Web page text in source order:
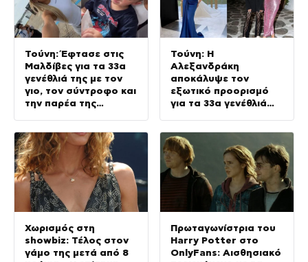
Τούνη: Έφτασε στις
Μαλδίβες για τα 33α
γενέθλιά της με τον
γιο, τον σύντροφο και
την παρέα της
Τούνη: Η
Αλεξανδράκη
αποκάλυψε τον
εξωτικό προορισμό
για τα 33α γενέθλιά
Χωρισμός στη
showbiz: Τέλος στον
γάμο της μετά από 8
Πρωταγωνίστρια του
Harry Potter στο
OnlyFans: Αισθησιακό